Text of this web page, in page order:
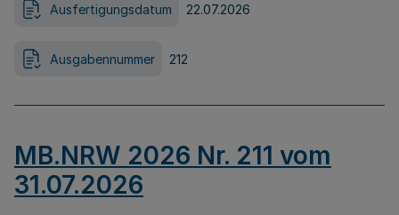
Ausfertigungsdatum 22.07.2026
Ausgabennummer 212
MB.NRW 2026 Nr. 211 vom
31.07.2026